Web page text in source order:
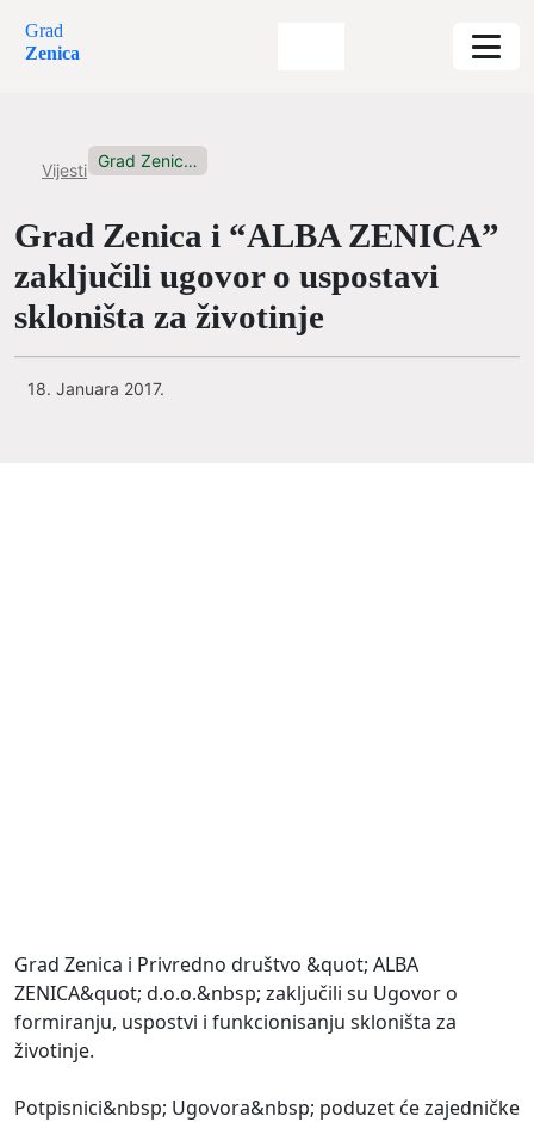
Grad
Zenica
Vijesti Grad Zenica i “ALBA ZENICA”...
Grad Zenica i “ALBA ZENICA”
zaključili ugovor o uspostavi
skloništa za životinje
18. Januara 2017.
Grad Zenica i Privredno društvo &quot; ALBA
ZENICA&quot; d.o.o.&nbsp; zaključili su Ugovor o
formiranju, uspostvi i funkcionisanju skloništa za
životinje.
Potpisnici&nbsp; Ugovora&nbsp; poduzet će zajedničke